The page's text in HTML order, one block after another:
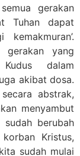
gerakan
Tuhan dapat
gerakan yang
dalam
akibat dosa.
abstrak,
menyambut
berubah
Kristus,
sudah mulai